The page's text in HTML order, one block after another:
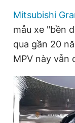
Sản phẩm khác
Tiện ích
Thông tin tòa
Mitsubishi
mẫu xe "bền
qua gần 20
MPV này vẫn